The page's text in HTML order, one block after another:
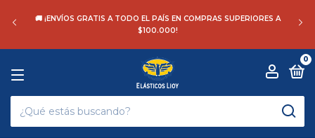
🚚 ¡ENVÍOS GRATIS A TODO EL PAÍS EN COMPRAS SUPERIORES A
$100.000!
0